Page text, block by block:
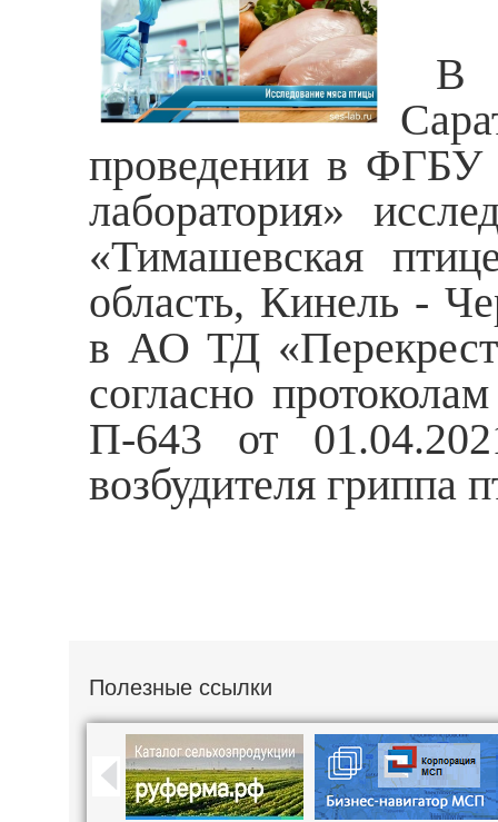
В
проведении в ФГБУ
лаборатория»
«Тимашевская
область, Кинель -
в АО ТД
согласно
П-643 от
возбудителя гриппа
Полезные ссылки